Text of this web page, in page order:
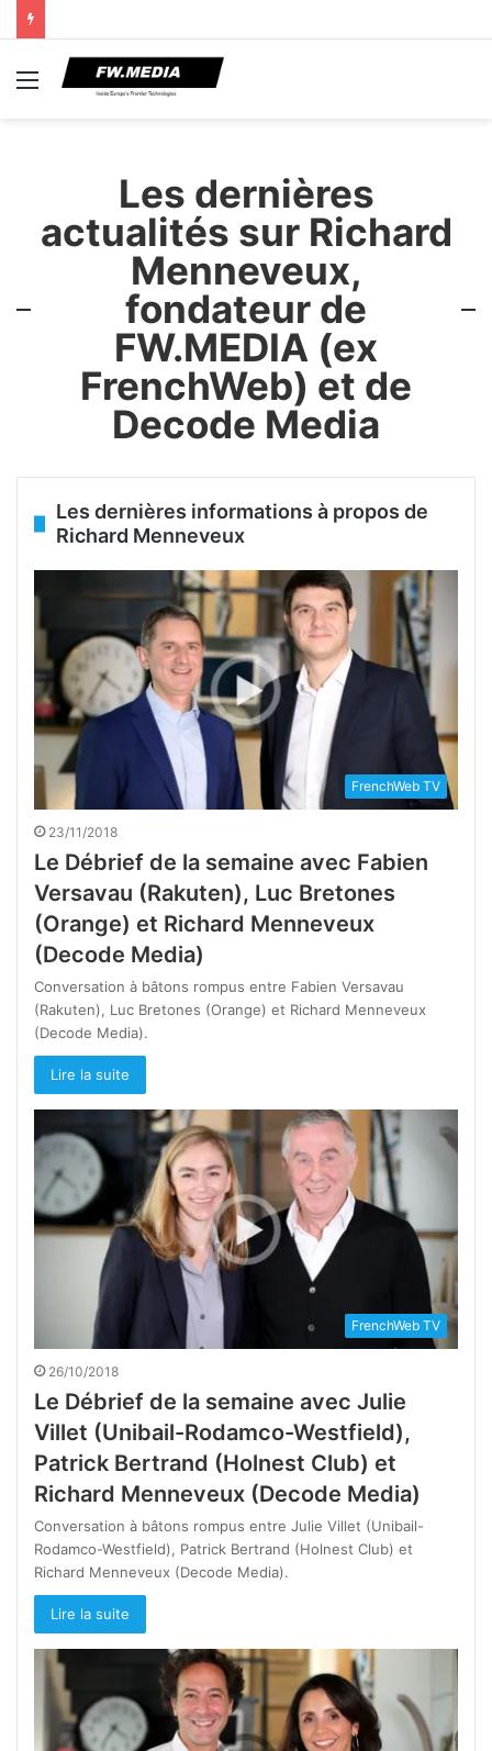
Menu
Les dernières
actualités sur Richard
Menneveux,
fondateur de
FW.MEDIA (ex
FrenchWeb) et de
Decode Media
Les dernières informations à propos de
Richard Menneveux
FrenchWeb TV
23/11/2018
Le Débrief de la semaine avec Fabien
Versavau (Rakuten), Luc Bretones
(Orange) et Richard Menneveux
(Decode Media)
Conversation à bâtons rompus entre Fabien Versavau
(Rakuten), Luc Bretones (Orange) et Richard Menneveux
(Decode Media).
Lire la suite
FrenchWeb TV
26/10/2018
Le Débrief de la semaine avec Julie
Villet (Unibail-Rodamco-Westfield),
Patrick Bertrand (Holnest Club) et
Richard Menneveux (Decode Media)
Conversation à bâtons rompus entre Julie Villet (Unibail-
Rodamco-Westfield), Patrick Bertrand (Holnest Club) et
Richard Menneveux (Decode Media).
Lire la suite